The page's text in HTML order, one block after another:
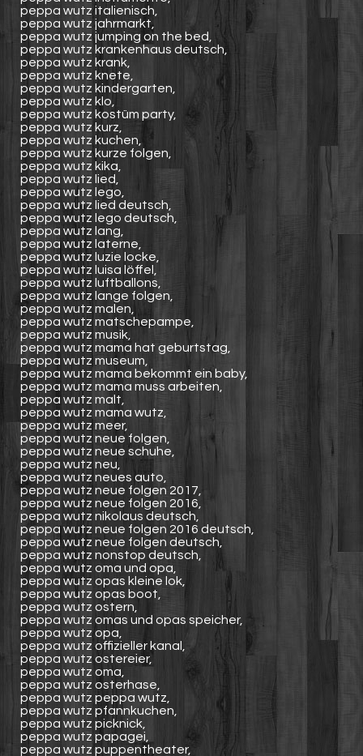
peppa wutz italienisch,
peppa wutz jahrmarkt,
peppa wutz jumping on the bed,
peppa wutz krankenhaus deutsch,
peppa wutz krank,
peppa wutz knete,
peppa wutz kindergarten,
peppa wutz klo,
peppa wutz kostüm party,
peppa wutz kurz,
peppa wutz kuchen,
peppa wutz kurze folgen,
peppa wutz kika,
peppa wutz lied,
peppa wutz lego,
peppa wutz lied deutsch,
peppa wutz lego deutsch,
peppa wutz lang,
peppa wutz laterne,
peppa wutz luzie locke,
peppa wutz luisa löffel,
peppa wutz luftballons,
peppa wutz lange folgen,
peppa wutz malen,
peppa wutz matschepampe,
peppa wutz musik,
peppa wutz mama hat geburtstag,
peppa wutz museum,
peppa wutz mama bekommt ein baby,
peppa wutz mama muss arbeiten,
peppa wutz malt,
peppa wutz mama wutz,
peppa wutz meer,
peppa wutz neue folgen,
peppa wutz neue schuhe,
peppa wutz neu,
peppa wutz neues auto,
peppa wutz neue folgen 2017,
peppa wutz neue folgen 2016,
peppa wutz nikolaus deutsch,
peppa wutz neue folgen 2016 deutsch,
peppa wutz neue folgen deutsch,
peppa wutz nonstop deutsch,
peppa wutz oma und opa,
peppa wutz opas kleine lok,
peppa wutz opas boot,
peppa wutz ostern,
peppa wutz omas und opas speicher,
peppa wutz opa,
peppa wutz offizieller kanal,
peppa wutz ostereier,
peppa wutz oma,
peppa wutz osterhase,
peppa wutz peppa wutz,
peppa wutz pfannkuchen,
peppa wutz picknick,
peppa wutz papagei,
peppa wutz puppentheater,